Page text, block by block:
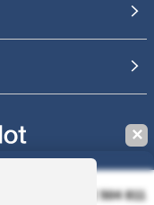
- R.C.S. DOLE 504 811
✕